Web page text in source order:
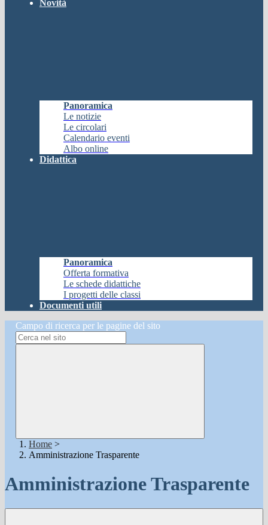
Novità
Panoramica
Le notizie
Le circolari
Calendario eventi
Albo online
Didattica
Panoramica
Offerta formativa
Le schede didattiche
I progetti delle classi
Documenti utili
Campo di ricerca per le pagine del sito
Home >
Amministrazione Trasparente
Amministrazione Trasparente